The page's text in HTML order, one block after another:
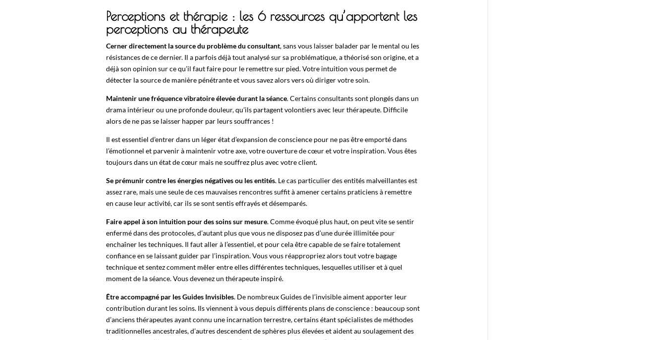
Perceptions et thérapie : les 6 ressources qu’apportent les
perceptions au thérapeute
Cerner directement la source du problème du consultant, sans vous laisser balader par le mental ou les
résistances de ce dernier. Il a parfois déjà tout analysé sur sa problématique, a théorisé son origine, et a
déjà son opinion sur ce qu’il faut faire pour le remettre sur pied. Votre intuition vous permet de
détecter la source de manière pénétrante et vous savez alors vers où diriger votre soin.
Maintenir une fréquence vibratoire élevée durant la séance. Certains consultants sont plongés dans un
drama intérieur ou une profonde douleur, qu’ils partagent volontiers avec leur thérapeute. Difficile
alors de ne pas se laisser happer par leurs souffrances !
Il est essentiel d’entrer dans un léger état d’expansion de conscience pour ne pas être emporté dans
l’émotionnel et parvenir à maintenir votre axe, votre ouverture de cœur et votre inspiration. Vous êtes
toujours dans un état de cœur mais ne souffrez plus avec votre client.
Se prémunir contre les énergies négatives ou les entités. Le cas particulier des entités malveillantes est
assez rare, mais une seule de ces mauvaises rencontres suffit à amener certains praticiens à remettre
en cause leur activité, car ils se sont sentis effrayés et désemparés.
Faire appel à son intuition pour des soins sur mesure. Comme évoqué plus haut, on peut vite se sentir
enfermé dans des protocoles, d’autant plus que vous ne disposez pas d’une durée illimitée pour
enchaîner les techniques. Il faut aller à l’essentiel, et pour cela être capable de se faire totalement
confiance en se laissant guider par l’inspiration. Vous vous réappropriez alors tout votre bagage
technique et sentez comment mêler entre elles différentes techniques, lesquelles utiliser et à quel
moment de la séance. Vous devenez un thérapeute inspiré.
Être accompagné par les Guides Invisibles. De nombreux Guides de l’invisible aiment apporter leur
contribution durant les soins. Ils viennent à vous depuis différents plans de conscience : beaucoup sont
d’anciens thérapeutes ayant connu une incarnation terrestre, certains étant spécialistes de méthodes
traditionnelles ancestrales, d’autres descendent de sphères plus élevées et aident au soulagement des